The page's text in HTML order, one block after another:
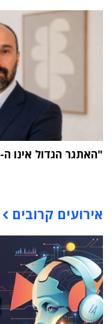
"האתגר הגדול אינו ה-AI אלא הטמעתה בארגון"
אירועים קרובים